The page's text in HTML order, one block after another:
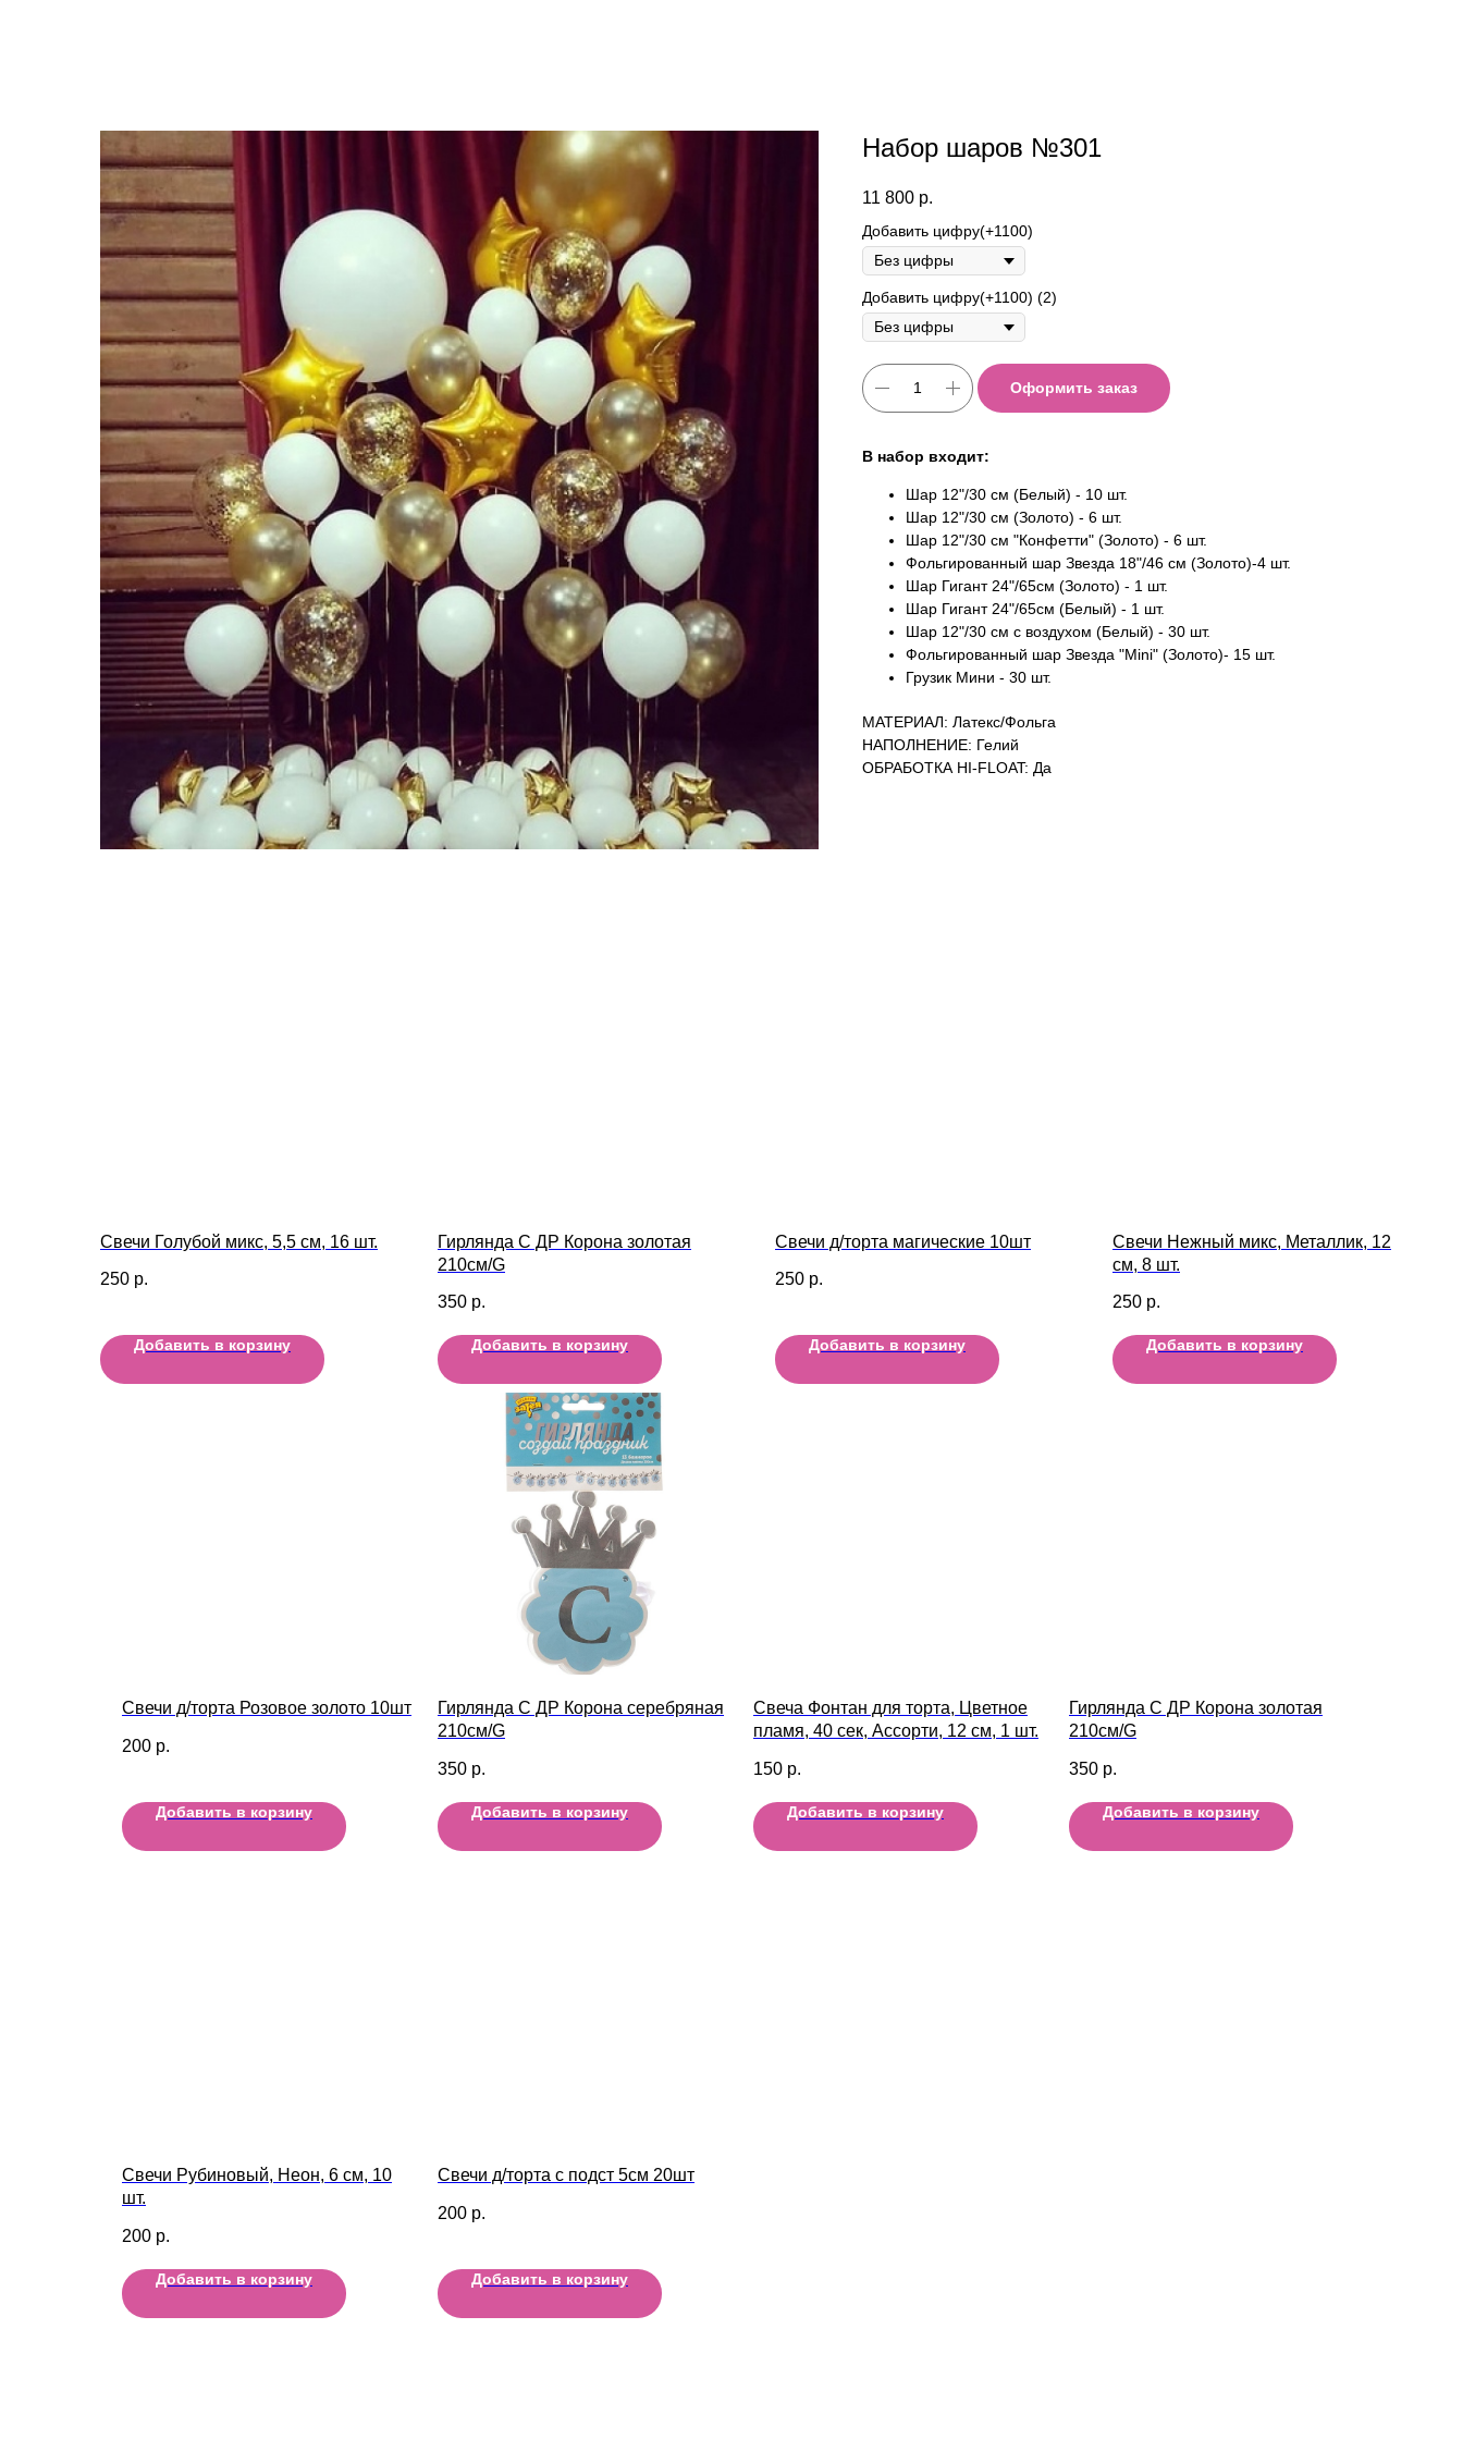
Набор шаров №301
11 800 р.
Добавить цифру(+1100)
Добавить цифру(+1100) (2)
Оформить заказ
В набор входит:
Шар 12"/30 см (Белый) - 10 шт.
Шар 12"/30 см (Золото) - 6 шт.
Шар 12"/30 см "Конфетти" (Золото) - 6 шт.
Фольгированный шар Звезда 18"/46 см (Золото)-4 шт.
Шар Гигант 24"/65см (Золото) - 1 шт.
Шар Гигант 24"/65см (Белый) - 1 шт.
Шар 12"/30 см с воздухом (Белый) - 30 шт.
Фольгированный шар Звезда "Mini" (Золото)- 15 шт.
Грузик Мини - 30 шт.
МАТЕРИАЛ: Латекс/Фольга
НАПОЛНЕНИЕ: Гелий
ОБРАБОТКА HI-FLOAT: Да
Свечи Голубой микс, 5,5 см, 16 шт.
250 р.
Добавить в корзину
Гирлянда С ДР Корона золотая
210см/G
350 р.
Добавить в корзину
Свечи д/торта магические 10шт
250 р.
Добавить в корзину
Свечи Нежный микс, Металлик, 12
см, 8 шт.
250 р.
Добавить в корзину
Свечи д/торта Розовое золото 10шт
200 р.
Добавить в корзину
Гирлянда С ДР Корона серебряная
210см/G
350 р.
Добавить в корзину
Свеча Фонтан для торта, Цветное
пламя, 40 сек, Ассорти, 12 см, 1 шт.
150 р.
Добавить в корзину
Гирлянда С ДР Корона золотая
210см/G
350 р.
Добавить в корзину
Свечи Рубиновый, Неон, 6 см, 10
шт.
200 р.
Добавить в корзину
Свечи д/торта с подст 5см 20шт
200 р.
Добавить в корзину